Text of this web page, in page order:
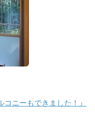
コニーもできました！』